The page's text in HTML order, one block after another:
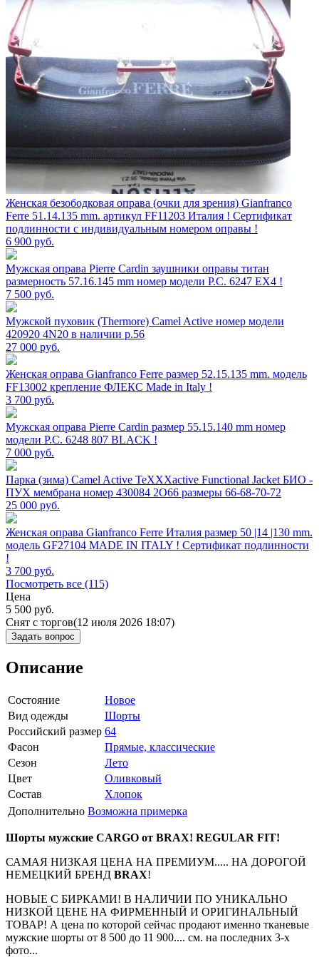
Женская безободковая оправа (очки для зрения) Gianfranco
Ferre 51.14.135 mm. артикул FF11203 Италия ! Сертификат
подлинности с индивидуальным номером оправы !
6 900 руб.
Мужская оправа Pierre Cardin заушники оправы титан
размерность 57.16.145 mm номер модели P.C. 6247 EX4 !
7 500 руб.
Мужской пуховик (Thermore) Camel Active номер модели
420920 4N20 в наличии р.56
27 000 руб.
Женская оправа Gianfranco Ferre размер 52.15.135 mm. модель
FF13002 крепление ФЛЕКС Made in Italy !
3 700 руб.
Мужская оправа Pierre Cardin размер 55.15.140 mm номер
модели P.C. 6248 807 BLACK !
7 000 руб.
Парка (зима) Camel Active TeXXXactive Functional Jacket БИО -
ПУХ мембрана номер 430084 2O66 размеры 66-68-70-72
25 000 руб.
Женская оправа Gianfranco Ferre Италия размер 50 |14 |130 mm.
модель GF27104 MADE IN ITALY ! Сертификат подлинности
!
3 700 руб.
Посмотреть все (115)
Цена
5 500 руб.
Снят с торгов(12 июля 2026 18:07)
Задать вопрос
Описание
Состояние
Новое
Вид одежды
Шорты
Российский размер 64
Фасон
Прямые, классические
Сезон
Лето
Цвет
Оливковый
Состав
Хлопок
Дополнительно Возможна примерка
Шорты мужские CARGO от BRAX! REGULAR FIT!
САМАЯ НИЗКАЯ ЦЕНА НА ПРЕМИУМ..... НА ДОРОГОЙ
НЕМЕЦКИЙ БРЕНД BRAX!
НОВЫЕ С БИРКАМИ! В НАЛИЧИИ ПО УНИКАЛЬНО
НИЗКОЙ ЦЕНЕ НА ФИРМЕННЫЙ И ОРИГИНАЛЬНЫЙ
ТОВАР! А цена по которой сейчас продают именно тканевые
мужские шорты от 8 500 до 11 900.... см. на последних 3-х
фото...